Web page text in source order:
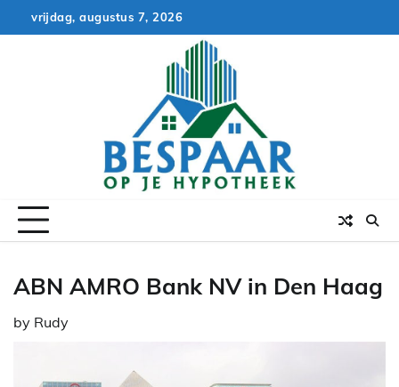
to
vrijdag, augustus 7, 2026
ABN AMRO Bank NV in Den Haag
by Rudy